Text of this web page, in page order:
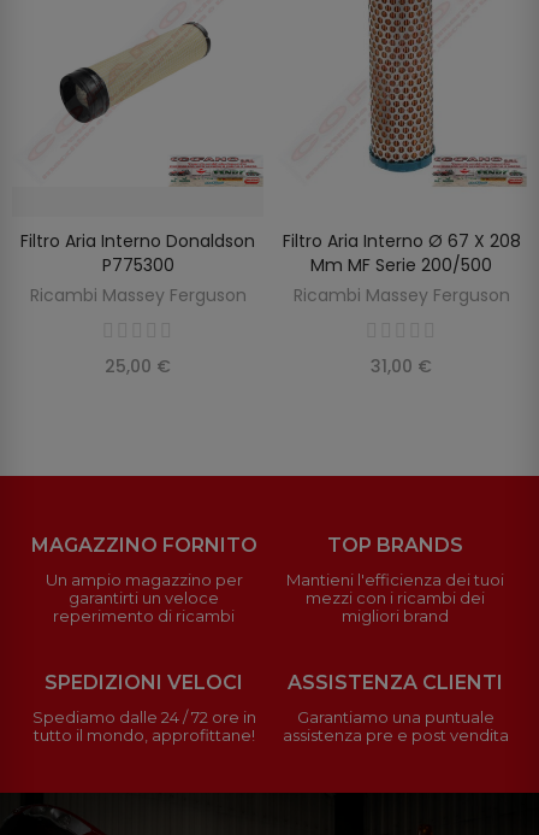
AGGIUNGI AL CARRELLO
Filtro Aria Interno Donaldson
P775300
Ricambi Massey Ferguson
25,00 €
SCOPRIRE
Filtro Aria Interno Ø 67 X 208
Mm MF Serie 200/500
Ricambi Massey Ferguson
31,00 €
MAGAZZINO FORNITO
Un ampio magazzino per
garantirti un veloce
reperimento di ricambi
TOP BRANDS
Mantieni l'efficienza dei tuoi
mezzi con i ricambi dei
migliori brand
SPEDIZIONI VELOCI
Spediamo dalle 24 / 72 ore in
tutto il mondo, approfittane!
ASSISTENZA CLIENTI
Garantiamo una puntuale
assistenza pre e post vendita